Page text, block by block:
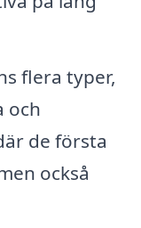
flera typer,
och
de första
också